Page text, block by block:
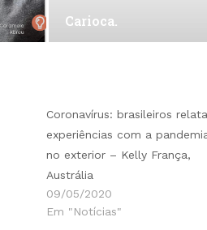
Carioca.
Coronavírus: brasileiros
experiências com a
no exterior – Kelly França,
Austrália
09/05/2020
Em "Notícias"